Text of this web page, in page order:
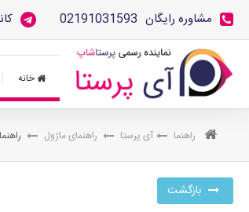
مشاوره رایگان 02191031593
خانه
راهنما آی پرستا راهنمای ماژول
بازگشت